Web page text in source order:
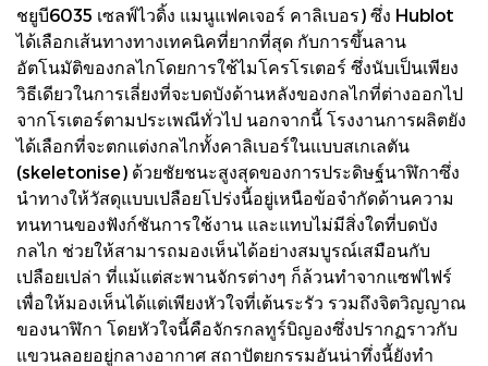
ชยูบี6035 เซลฟ์ไวดิ้ง แมนูแฟคเจอร์ คาลิเบอร) ซึ่ง Hublot
ได้เลือกเส้นทางทางเทคนิคที่ยากที่สุด กับการขึ้นลาน
อัตโนมัติของกลไกโดยการใช้ไมโครโรเตอร์ ซึ่งนับเป็นเพียง
วิธีเดียวในการเลี่ยงที่จะบดบังด้านหลังของกลไกที่ต่างออกไป
จากโรเตอร์ตามประเพณีทั่วไป นอกจากนี้ โรงงานการผลิตยัง
ได้เลือกที่จะตกแต่งกลไกทั้งคาลิเบอร์ในแบบสเกเลตัน
(skeletonise) ด้วยชัยชนะสูงสุดของการประดิษฐ์นาฬิกาซึ่ง
นำทางให้วัสดุแบบเปลือยโปร่งนี้อยู่เหนือข้อจำกัดด้านความ
ทนทานของฟังก์ชันการใช้งาน และแทบไม่มีสิ่งใดที่บดบัง
กลไก ช่วยให้สามารถมองเห็นได้อย่างสมบูรณ์เสมือนกับ
เปลือยเปล่า ที่แม้แต่สะพานจักรต่างๆ ก็ล้วนทำจากแซฟไฟร์
เพื่อให้มองเห็นได้แต่เพียงหัวใจที่เต้นระรัว รวมถึงจิตวิญญาณ
ของนาฬิกา โดยหัวใจนี้คือจักรกลทูร์บิญองซึ่งปรากฏราวกับ
แขวนลอยอยู่กลางอากาศ สถาปัตยกรรมอันน่าทึ่งนี้ยังทำ